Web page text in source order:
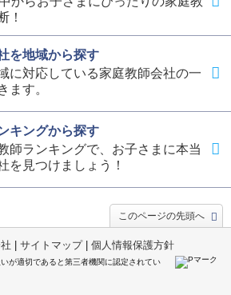
！
を地域から探す
に対応している家庭教師会社の一
ます。
キングから探す
師ランキングで、お子さまに本当
を見つけましょう！
このページの先頭へ
サイトマップ| 個人情報保護方針
が適切であると第三者機関に認定されてい